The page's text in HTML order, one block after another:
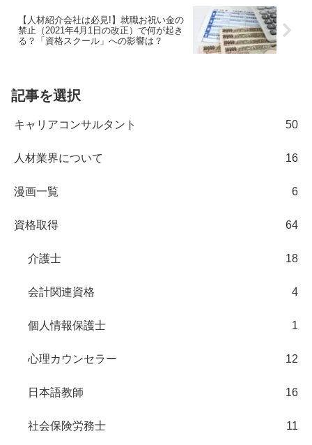
【人材紹介会社は必見!】就職お祝い金の
禁止（2021年4月1日の改正）で何が起き
る？「資格スクール」への影響は？
記事を選択
キャリアコンサルタント 50
人材業界について 16
漫画一覧 6
資格取得 64
介護士 18
会計関連資格 4
個人情報保護士 1
心理カウンセラー 12
日本語教師 16
社会保険労務士 11